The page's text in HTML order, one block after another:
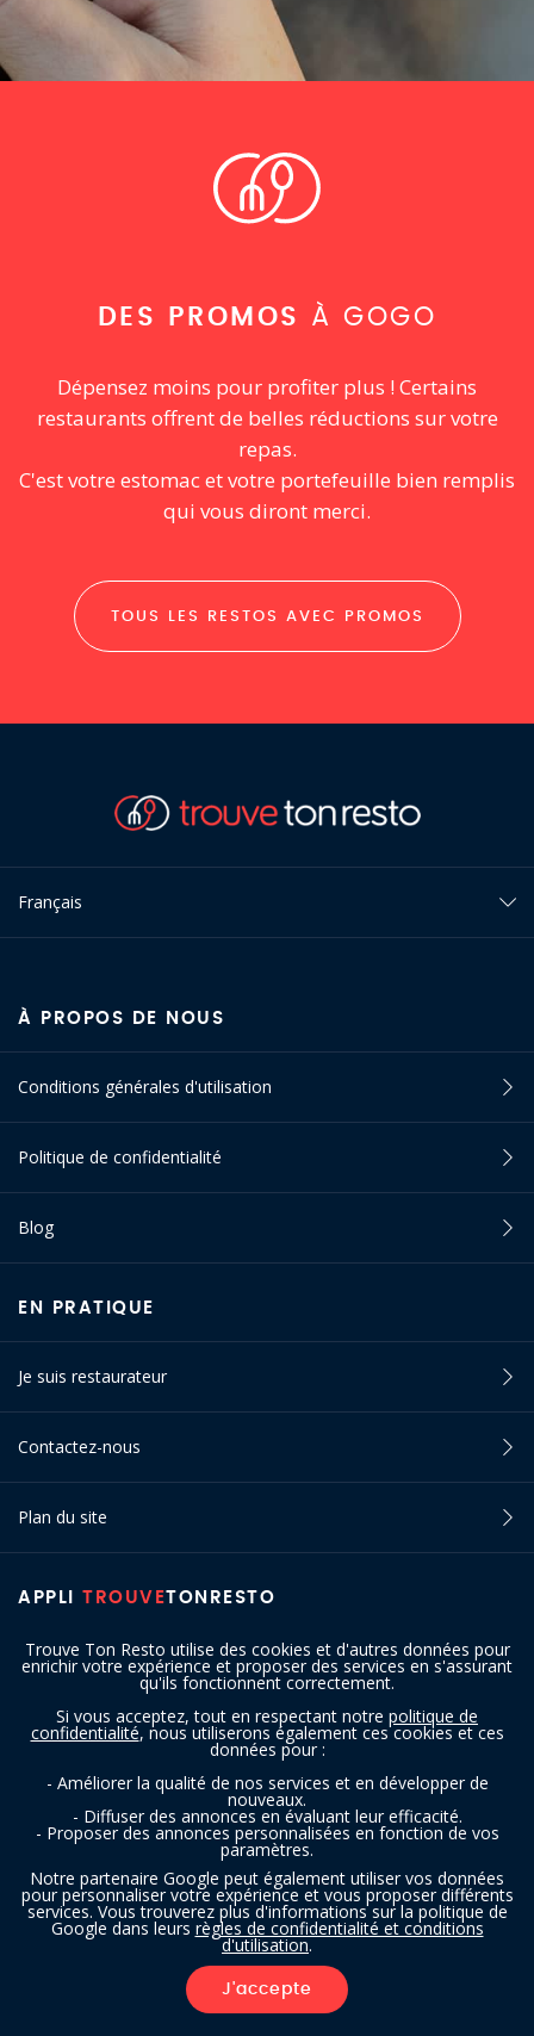
DES PROMOS À GOGO
Dépensez moins pour profiter plus ! Certains
restaurants offrent de belles réductions sur votre
repas.
C'est votre estomac et votre portefeuille bien remplis
qui vous diront merci.
TOUS LES RESTOS AVEC PROMOS
Trouve Ton Resto utilise des cookies et d'autres données pour
enrichir votre expérience et proposer des services en s'assurant
qu'ils fonctionnent correctement.
Si vous acceptez, tout en respectant notre politique de
confidentialité, nous utiliserons également ces cookies et ces
données pour :
- Améliorer la qualité de nos services et en développer de
nouveaux.
- Diffuser des annonces en évaluant leur efficacité.
- Proposer des annonces personnalisées en fonction de vos
paramètres.
Notre partenaire Google peut également utiliser vos données
pour personnaliser votre expérience et vous proposer différents
services. Vous trouverez plus d'informations sur la politique de
Google dans leurs règles de confidentialité et conditions
d'utilisation.
J'accepte
Français
APPLI TROUVETONRESTO
À PROPOS DE NOUS
Conditions générales d'utilisation
Politique de confidentialité
Blog
EN PRATIQUE
Je suis restaurateur
Contactez-nous
Plan du site
SUIVEZ-NOUS
Copyright © 2016 - 2026 trouvetonresto.be ‐ Tous droits réservés | JDC
Resto SRL | Rue de Mettet 12 - 5640 Mettet (Belgique)